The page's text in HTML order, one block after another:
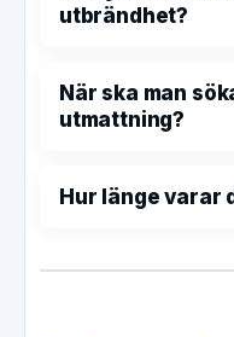
utbrändhet?
När ska man
utmattning?
Hur länge varar